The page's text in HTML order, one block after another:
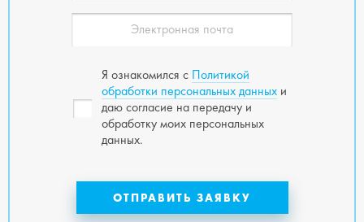
Я ознакомился с Политикой
обработки персональных данных и
даю согласие на передачу и
обработку моих персональных
данных.